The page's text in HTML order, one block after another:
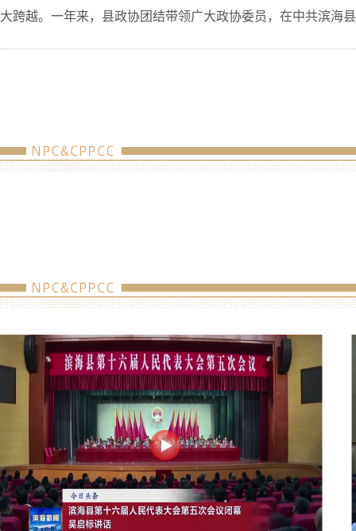
大跨越。一年来，县政协团结带领广大政协委员，在中共滨海